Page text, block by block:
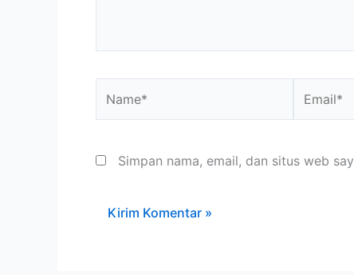
Simpan nama, email, dan situs web